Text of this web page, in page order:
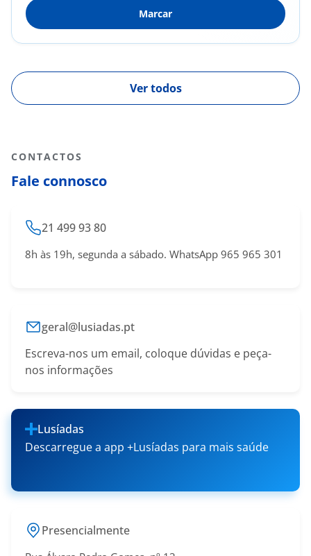
(Esclerodermia); Osteoartrose; Osteoporose;
Fibromialgia; Lombalgia; Tendinopatias
Marcar
Ver todos
CONTACTOS
Fale connosco
21 499 93 80
8h às 19h, segunda a sábado. WhatsApp 965 965 301
geral@lusiadas.pt
Escreva-nos um email, coloque dúvidas e peça-
nos informações
Lusíadas
Descarregue a app +Lusíadas para mais saúde
Presencialmente